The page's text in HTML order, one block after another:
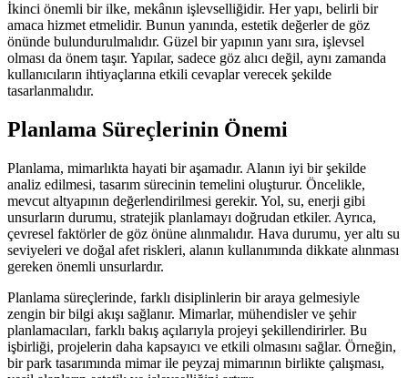
İkinci önemli bir ilke, mekânın işlevselliğidir. Her yapı, belirli bir
amaca hizmet etmelidir. Bunun yanında, estetik değerler de göz
önünde bulundurulmalıdır. Güzel bir yapının yanı sıra, işlevsel
olması da önem taşır. Yapılar, sadece göz alıcı değil, aynı zamanda
kullanıcıların ihtiyaçlarına etkili cevaplar verecek şekilde
tasarlanmalıdır.
Planlama Süreçlerinin Önemi
Planlama, mimarlıkta hayati bir aşamadır. Alanın iyi bir şekilde
analiz edilmesi, tasarım sürecinin temelini oluşturur. Öncelikle,
mevcut altyapının değerlendirilmesi gerekir. Yol, su, enerji gibi
unsurların durumu, stratejik planlamayı doğrudan etkiler. Ayrıca,
çevresel faktörler de göz önüne alınmalıdır. Hava durumu, yer altı su
seviyeleri ve doğal afet riskleri, alanın kullanımında dikkate alınması
gereken önemli unsurlardır.
Planlama süreçlerinde, farklı disiplinlerin bir araya gelmesiyle
zengin bir bilgi akışı sağlanır. Mimarlar, mühendisler ve şehir
planlamacıları, farklı bakış açılarıyla projeyi şekillendirirler. Bu
işbirliği, projelerin daha kapsayıcı ve etkili olmasını sağlar. Örneğin,
bir park tasarımında mimar ile peyzaj mimarının birlikte çalışması,